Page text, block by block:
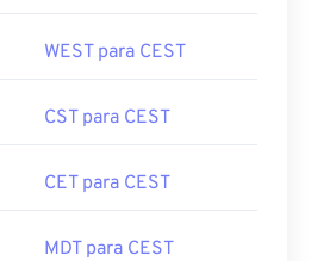
WEST para CEST
CST para CEST
CET para CEST
MDT para CEST